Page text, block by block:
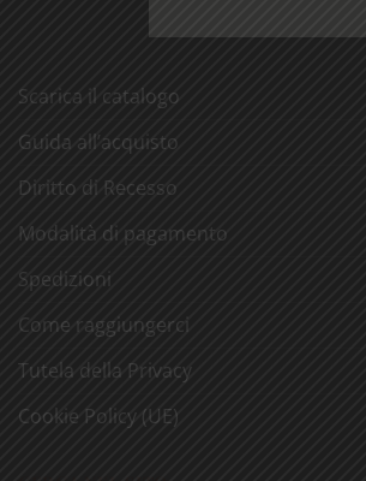
Scarica il catalogo
Guida all’acquisto
Diritto di Recesso
Modalità di pagamento
Spedizioni
Come raggiungerci
Tutela della Privacy
Cookie Policy (UE)